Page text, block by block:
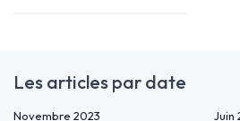
Les articles par date
Novembre 2023
Juin